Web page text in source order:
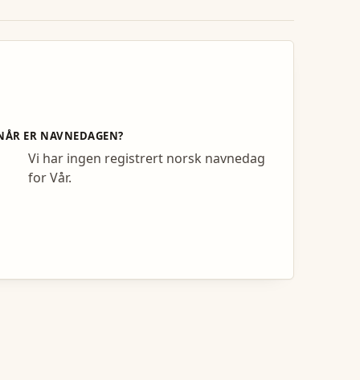
ER NAVNEDAGEN?
Vi har ingen registrert norsk navnedag
for Vår.